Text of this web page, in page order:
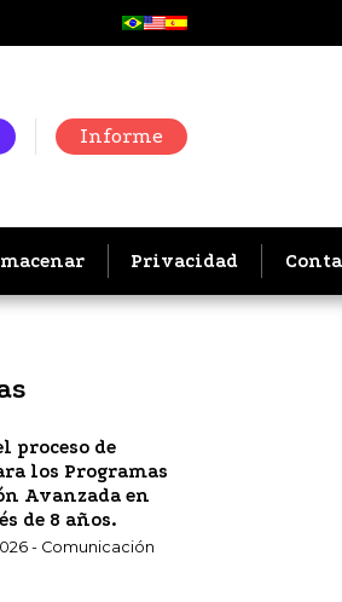
Informe
Privacidad
proceso de
los Programas
Avanzada en
de 8 años.
- Comunicación